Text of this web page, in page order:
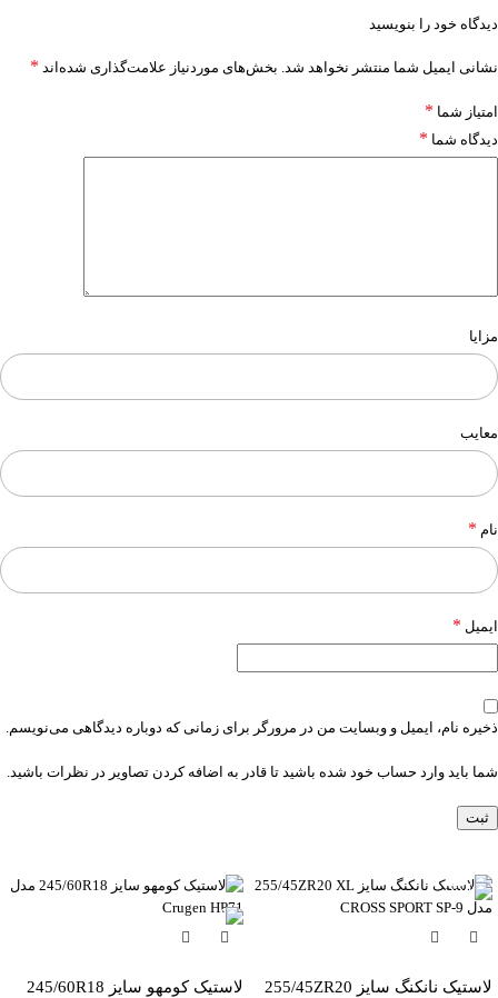
دیدگاه خود را بنویسید
نشانی ایمیل شما منتشر نخواهد شد. بخش‌های موردنیاز علامت‌گذاری شده‌اند *
امتیاز شما *
دیدگاه شما *
مزایا
معایب
نام *
ایمیل *
ذخیره نام، ایمیل و وبسایت من در مرورگر برای زمانی که دوباره دیدگاهی می‌نویسم.
شما باید وارد حساب خود شده باشید تا قادر به اضافه کردن تصاویر در نظرات باشید.
لاستیک نانکنگ سایز 255/45ZR20
-6%
لاستیک کومهو سایز 245/60R18